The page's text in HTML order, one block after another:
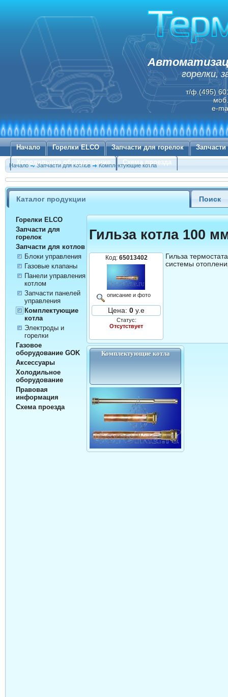
горелки,
т/ф.(495)
e-
Начало Горелки ELCO Запчасти для горелок
Холодильное оборудование
Схема проезда
Начало Запчасти для котлов Комплектующие котла
Каталог продукции Поиск
Горелки ELCO
Запчасти для
горелок
Запчасти для котлов
Блоки управления
Газовые клапаны
Панели управления
котлом
Запчасти панелей
управления
Комплектующие
котла
Электроды и
горелки
Газовое
оборудование GOK
Аксессуары
Холодильное
оборудование
Правовая
информация
Схема проезда
Гильза котла 100
Код: 65013402
описание и фото
Цена: 0 у.е
Статус:
Отсутствует
Гильза
системы
Комплектующие котла